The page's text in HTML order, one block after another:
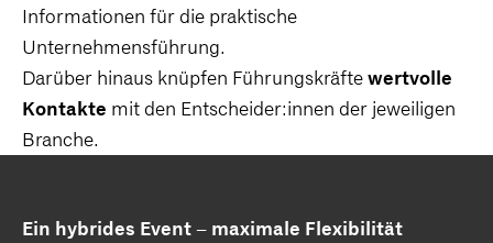
Informationen für die praktische
Unternehmensführung.
Darüber hinaus knüpfen Führungskräftewertvolle
Kontakte mit den Entscheider:innen der jeweiligen
Branche.
Ein hybrides Event – maximale Flexibilität